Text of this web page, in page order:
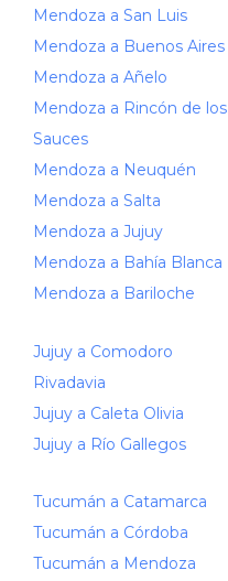
Mendoza a San Luis
Mendoza a Buenos Aires
Mendoza a Añelo
Mendoza a Rincón de los
Sauces
Mendoza a Neuquén
Mendoza a Salta
Mendoza a Jujuy
Mendoza a Bahía Blanca
Mendoza a Bariloche
Jujuy a Comodoro
Rivadavia
Jujuy a Caleta Olivia
Jujuy a Río Gallegos
Tucumán a Catamarca
Tucumán a Córdoba
Tucumán a Mendoza